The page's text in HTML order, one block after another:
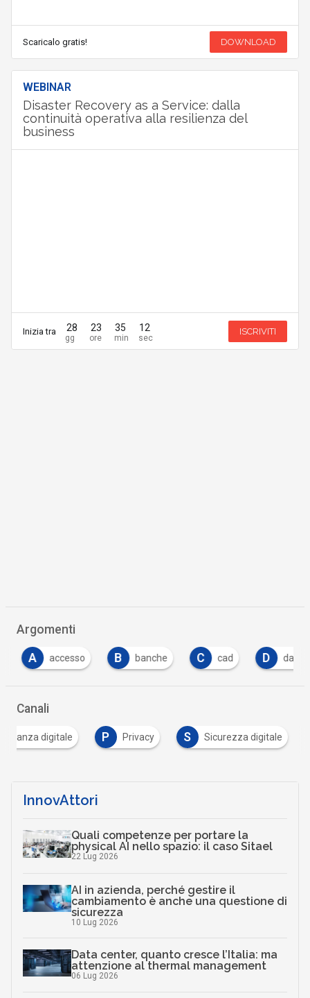
Scaricalo gratis! DOWNLOAD
WEBINAR
Disaster Recovery as a Service: dalla
continuità operativa alla resilienza del
business
Inizia tra 28 23 35 12 ISCRIVITI
Argomenti
A accesso B banche C cad D data
Canali
digitale P Privacy S Sicurezza digitale
InnovAttori
Quali competenze per portare la
physical AI nello spazio: il caso Sitael
22 Lug 2026
AI in azienda, perché gestire il
cambiamento è anche una questione di
sicurezza
10 Lug 2026
Data center, quanto cresce l’Italia: ma
attenzione al thermal management
06 Lug 2026